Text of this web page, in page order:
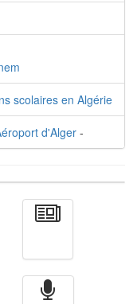
scolaires en Algérie
d'Alger -